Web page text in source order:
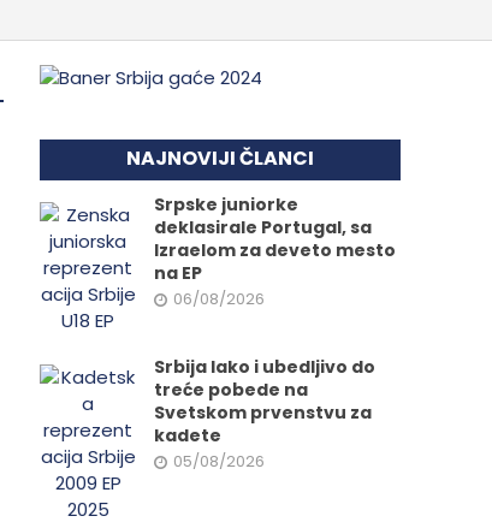
NAJNOVIJI ČLANCI
Srpske juniorke
deklasirale Portugal, sa
Izraelom za deveto mesto
na EP
06/08/2026
Srbija lako i ubedljivo do
treće pobede na
Svetskom prvenstvu za
kadete
05/08/2026